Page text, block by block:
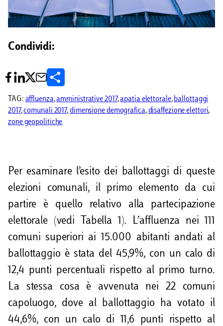
Condividi:
n
i
d
i
TAG: affluenza, amministrative 2017, apatia elettorale, ballottaggi
2017, comunali 2017, dimensione demografica, disaffezione elettori
zone geopolitiche
Per esaminare l’esito dei ballottaggi di queste
elezioni comunali, il primo elemento da cui
partire è quello relativo alla partecipazione
elettorale (vedi Tabella 1). L’affluenza nei 111
comuni superiori ai 15.000 abitanti andati al
ballottaggio è stata del 45,9%, con un calo di
12,4 punti percentuali rispetto al primo turno.
La stessa cosa è avvenuta nei 22 comuni
capoluogo, dove al ballottaggio ha votato il
44,6%, con un calo di 11,6 punti rispetto al